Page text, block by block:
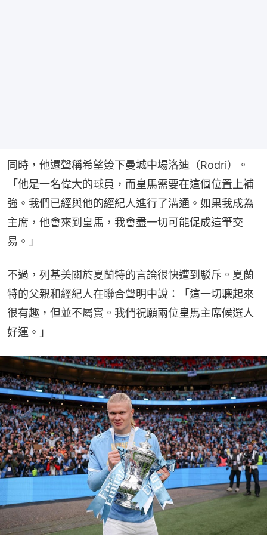
同時，他還聲稱希望簽下曼城中場洛迪（Rodri）。
「他是一名偉大的球員，而皇馬需要在這個位置上補
強。我們已經與他的經紀人進行了溝通。如果我成為
主席，他會來到皇馬，我會盡一切可能促成這筆交
易。」
不過，列基美關於夏蘭特的言論很快遭到駁斥。夏蘭
特的父親和經紀人在聯合聲明中說：「這一切聽起來
很有趣，但並不屬實。我們祝願兩位皇馬主席候選人
好運。」